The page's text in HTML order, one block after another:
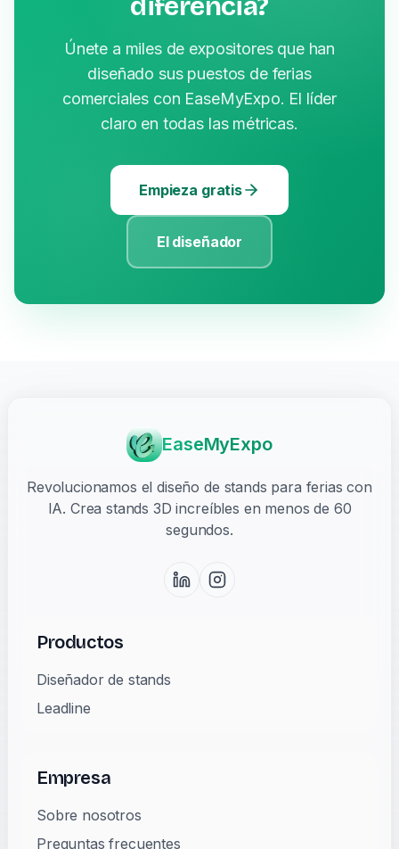
Únete a miles de expositores que han
diseñado sus puestos de ferias
comerciales con EaseMyExpo. El líder
claro en todas las métricas.
Empieza gratis
El diseñador
EaseMyExpo
Revolucionamos el diseño de stands para ferias con
IA. Crea stands 3D increíbles en menos de 60
segundos.
Productos
Diseñador de stands
Leadline
Empresa
Sobre nosotros
Preguntas frecuentes